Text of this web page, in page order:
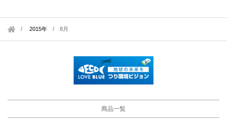
2015年 /8月
商品一覧